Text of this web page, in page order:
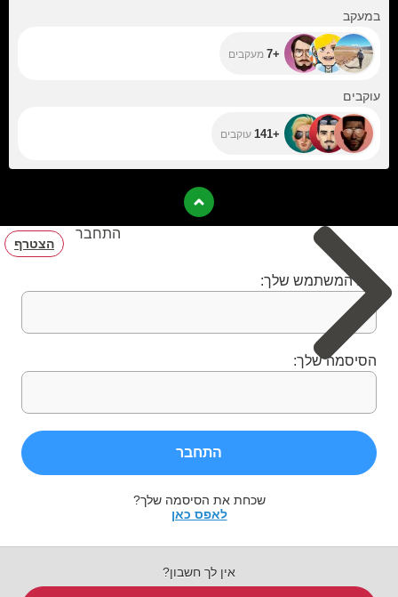
במעקב
+7 מעקבים
עוקבים
+141 עוקבים
התחבר
הצטרף
שם המשתמש שלך:
הסיסמה שלך:
התחבר
שכחת את הסיסמה שלך?
לאפס כאן
אין לך חשבון?